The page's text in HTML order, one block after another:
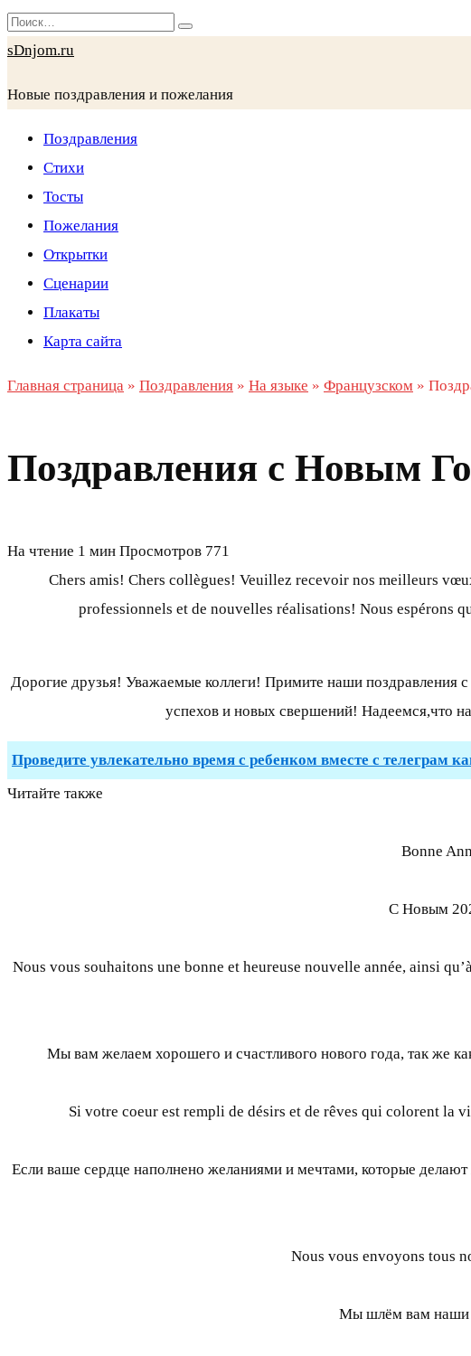
Перейти
к
Search
for:
sDnjom.ru
Новые поздравления и пожелания
Поздравления
Стихи
Тосты
Пожелания
Открытки
Сценарии
Плакаты
Карта сайта
Главная страница » Поздравления » На языке » Французском »
Поздравления с Новым
На чтение 1 мин Просмотров 771
Chers amis! Chers collègues! Veuillez recevoir nos meilleurs
professionnels et de nouvelles réalisations! Nous espérons
Дорогие друзья! Уважаемые коллеги! Примите наши поздравления
успехов и новых свершений! Надеемся,что
Проведите увлекательно время с ребенком вместе с телеграм
Читайте также
Bonne
С Новым
Nous vous souhaitons une bonne et heureuse nouvelle année, ainsi
Мы вам желаем хорошего и счастливого нового года, так же
Si votre coeur est rempli de désirs et de rêves qui colorent la
Если ваше сердце наполнено желаниями и мечтами, которые
Nous vous envoyons tous
Мы шлём вам наши